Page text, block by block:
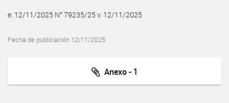
e. 12/11/2025 N° 79235/25 v. 12/11/2025
Fecha de publicación 12/11/2025
Anexo - 1